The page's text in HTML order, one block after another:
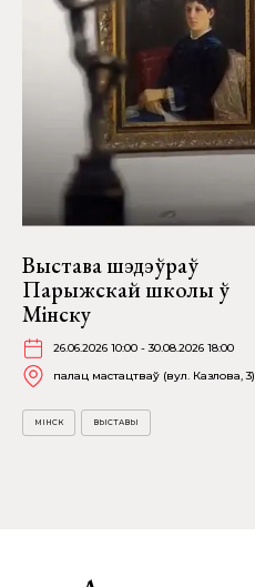
Выстава шэдэўраў
Парыжскай школы ў
Мінску
26.06.2026 10:00 - 30.08.2026 18:00
палац мастацтваў (вул. Казлова, 3)
МІНСК ВЫСТАВЫ